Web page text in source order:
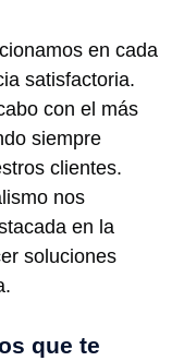
en cada
satisfactoria.
con el más
siempre
clientes.
nos
en la
soluciones
que te